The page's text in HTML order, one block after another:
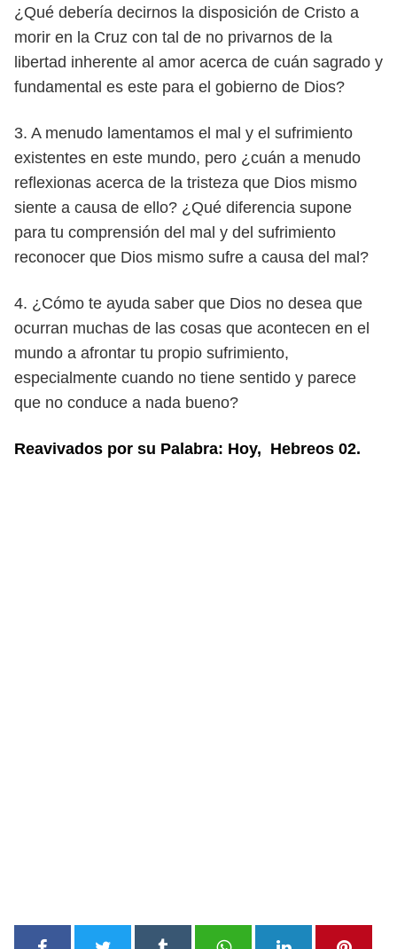
¿Qué debería decirnos la disposición de Cristo a
morir en la Cruz con tal de no privarnos de la
libertad inherente al amor acerca de cuán sagrado y
fundamental es este para el gobierno de Dios?
3. A menudo lamentamos el mal y el sufrimiento
existentes en este mundo, pero ¿cuán a menudo
reflexionas acerca de la tristeza que Dios mismo
siente a causa de ello? ¿Qué diferencia supone
para tu comprensión del mal y del sufrimiento
reconocer que Dios mismo sufre a causa del mal?
4. ¿Cómo te ayuda saber que Dios no desea que
ocurran muchas de las cosas que acontecen en el
mundo a afrontar tu propio sufrimiento,
especial mente cuando no tiene sentido y parece
que no conduce a nada bueno?
Reavivados por su Palabra: Hoy, Hebreos 02.